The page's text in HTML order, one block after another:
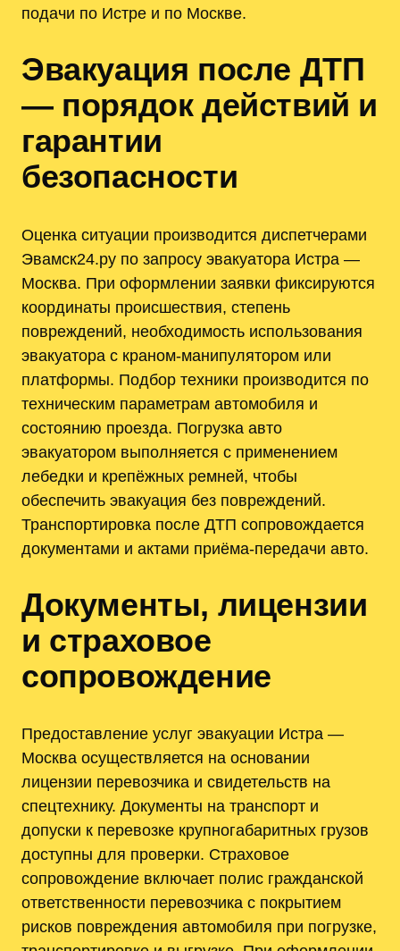
подачи по Истре и по Москве.
Эвакуация после ДТП
— порядок действий и
гарантии
безопасности
Оценка ситуации производится диспетчерами
Эвамск24.ру по запросу эвакуатора Истра —
Москва. При оформлении заявки фиксируются
координаты происшествия, степень
повреждений, необходимость использования
эвакуатора с краном-манипулятором или
платформы. Подбор техники производится по
техническим параметрам автомобиля и
состоянию проезда. Погрузка авто
эвакуатором выполняется с применением
лебедки и крепёжных ремней, чтобы
обеспечить эвакуация без повреждений.
Транспортировка после ДТП сопровождается
документами и актами приёма-передачи авто.
Документы, лицензии
и страховое
сопровождение
Предоставление услуг эвакуации Истра —
Москва осуществляется на основании
лицензии перевозчика и свидетельств на
спецтехнику. Документы на транспорт и
допуски к перевозке крупногабаритных грузов
доступны для проверки. Страховое
сопровождение включает полис гражданской
ответственности перевозчика с покрытием
рисков повреждения автомобиля при погрузке,